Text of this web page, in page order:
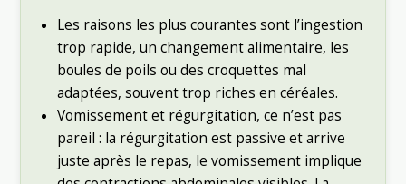
Les raisons les plus courantes sont l’ingestion
trop rapide, un changement alimentaire, les
boules de poils ou des croquettes mal
adaptées, souvent trop riches en céréales.
Vomissement et régurgitation, ce n’est pas
pareil : la régurgitation est passive et arrive
juste après le repas, le vomissement implique